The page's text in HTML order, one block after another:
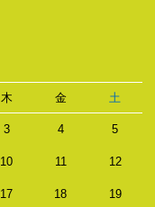
木 金 土
3 4 5
10 11 12
17 18 19